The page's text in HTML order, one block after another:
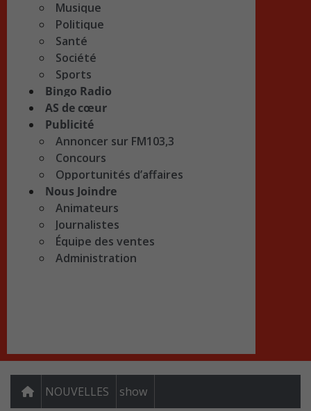
Musique
Politique
Santé
Société
Sports
Bingo Radio
AS de cœur
Publicité
Annoncer sur FM103,3
Concours
Opportunités d’affaires
Nous Joindre
Animateurs
Journalistes
Équipe des ventes
Administration
NOUVELLES show